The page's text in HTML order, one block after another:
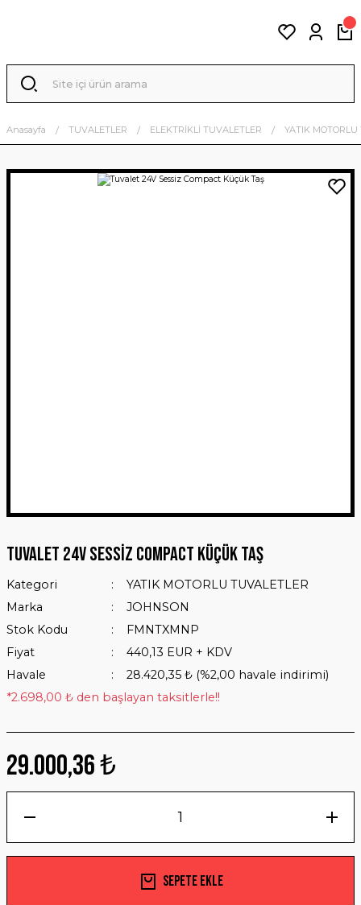
Anasayfa TUVALETLER ELEKTRİKLİ TUVALETLER YATIK
Tuvalet 24V Sessiz Compact Küçük Taş
Kategori
YATIK MOTORLU TUVALETLER
Marka
JOHNSON
Stok Kodu
FMNTXMNP
Fiyat
440,13 EUR + KDV
Havale
28.420,35 ₺ (%2,00 havale indirimi)
*2.698,00 ₺ den başlayan taksitlerle!!
29.000,36 ₺
Sepete Ekle